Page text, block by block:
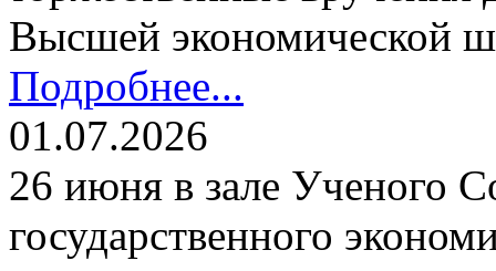
Высшей экономической
Подробнее...
01.07.2026
26 июня в зале Ученого
государственного